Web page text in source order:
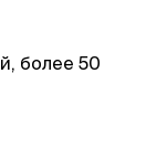
более 50